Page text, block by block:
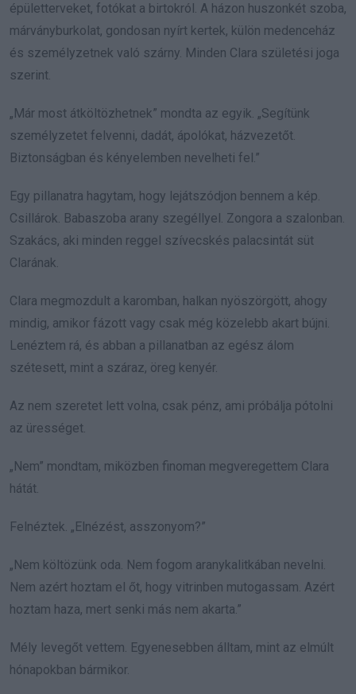
épületterveket, fotókat a birtokról. A házon huszonkét szoba,
márványburkolat, gondosan nyírt kertek, külön medenceház
és személyzetnek való szárny. Minden Clara születési joga
szerint.
„Már most átköltözhetnek” mondta az egyik. „Segítünk
személyzetet felvenni, dadát, ápolókat, házvezetőt.
Biztonságban és kényelemben nevelheti fel.”
Egy pillanatra hagytam, hogy lejátszódjon bennem a kép.
Csillárok. Babaszoba arany szegéllyel. Zongora a szalonban.
Szakács, aki minden reggel szívecskés palacsintát süt
Clarának.
Clara megmozdult a karomban, halkan nyöszörgött, ahogy
mindig, amikor fázott vagy csak még közelebb akart bújni.
Lenéztem rá, és abban a pillanatban az egész álom
szétesett, mint a száraz, öreg kenyér.
Az nem szeretet lett volna, csak pénz, ami próbálja pótolni
az ürességet.
„Nem” mondtam, miközben finoman megveregettem Clara
hátát.
Felnéztek. „Elnézést, asszonyom?”
„Nem költözünk oda. Nem fogom aranykalitkában nevelni.
Nem azért hoztam el őt, hogy vitrinben mutogassam. Azért
hoztam haza, mert senki más nem akarta.”
Mély levegőt vettem. Egyenesebben álltam, mint az elmúlt
hónapokban bármikor.